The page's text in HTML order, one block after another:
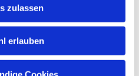
zulassen
erlauben